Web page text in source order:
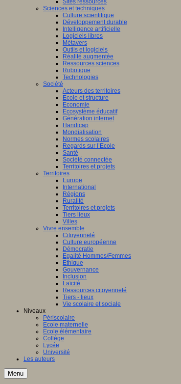
Sites ressources
Sciences et techniques
Culture scientifique
Développement durable
Intelligence artificielle
Logiciels libres
Métavers
Outils et logiciels
Réalité augmentée
Ressources sciences
Robotique
Technologies
Société
Acteurs des territoires
Ecole et structure
Economie
Ecosystème éducatif
Génération internet
Handicap
Mondialisation
Normes scolaires
Regards sur l’Ecole
Santé
Société connectée
Territoires et projets
Territoires
Europe
International
Régions
Ruralité
Territoires et projets
Tiers lieux
Villes
Vivre ensemble
Citoyenneté
Culture européenne
Démocratie
Egalité Hommes/Femmes
Ethique
Gouvernance
Inclusion
Laïcité
Ressources citoyenneté
Tiers - lieux
Vie scolaire et sociale
Niveaux
Périscolaire
Ecole maternelle
Ecole élémentaire
Collège
Lycée
Université
Les auteurs
Menu